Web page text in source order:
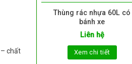
– chất
Thùng rác nhựa 60L có
bánh xe
Liên hệ
Xem chi tiết